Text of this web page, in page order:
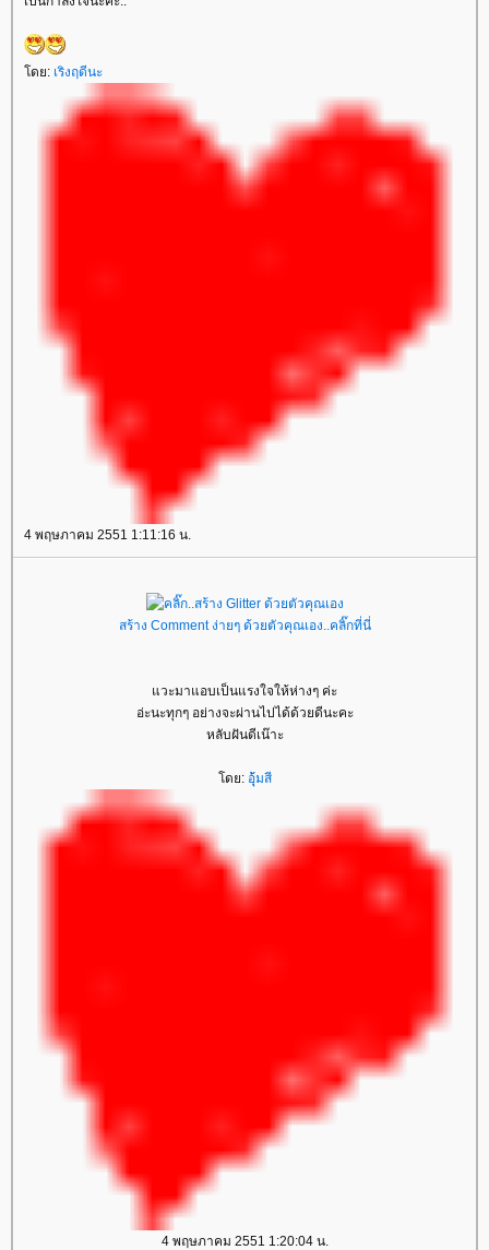
ดย: เริงฤดีนะ
4 พฤษภาคม 2551 1:11:16 น.
สร้าง Comment ง่ายๆ ด้วยตัวคุณเอง..คลิ๊กที่นี่
วะมาแอบเป็นแรงใจให้ห่างๆ ค่ะ
อ่ะนะทุกๆ อย่างจะผ่านไปได้ด้วยดีนะคะ
หลับฝันดีเน๊าะ
ดย: อุ้มสี
4 พฤษภาคม 2551 1:20:04 น.